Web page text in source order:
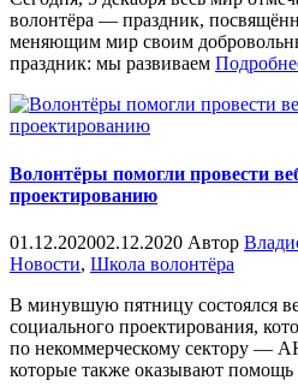
волонтёра — праздник,
меняющим мир своим
праздник: мы развиваем
Волонтёры помогли провести
проектированию
01.12.202002.12.2020 Автор
Новости, Школа волонтёра
В минувшую пятницу состоялся
социального проектирования,
по некоммерческому сектору —
которые также оказывают помощь